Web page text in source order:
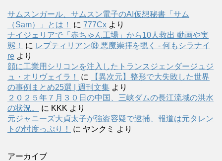
サムスンガール、サムスン電子のAI仮想秘書「サム
（Sam）」とは！
に 777Cx より
ナイジェリアで「赤ちゃん工場」から10人救出 動画や実
態！
に レプティリアン⑬ 悪魔崇拝を覗く - 何もシラナイ
re より
顔に工業用シリコンを注入したトランスジェンダージュジ
ュ・オリヴェイラ！
に
【異次元】整形で大失敗した世界
の事例まとめ25選 | 週刊文集 より
２０２５年７月３０日の中国、三峡ダムの長江流域の洪水
の状況。
に KKK より
元ジャニーズ大貞太子が強盗容疑で逮捕、報道は元タレン
トの忖度っぷり！
に ヤンクミ より
アーカイブ